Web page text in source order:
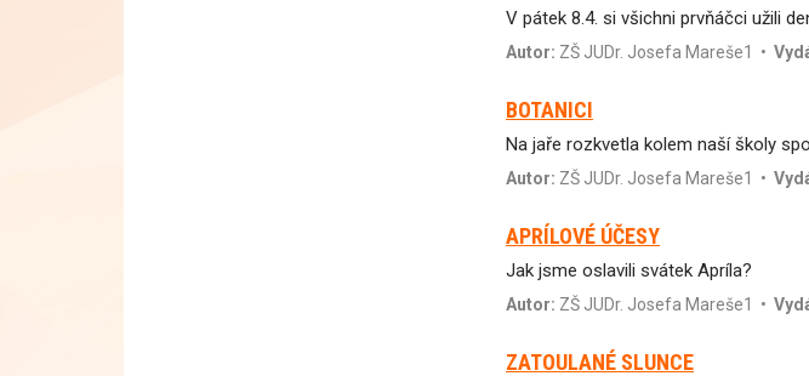
V pátek 8.4. si všichni prvňáčci užili
Autor: ZŠ JUDr. Josefa Mareše1 •
BOTANICI
Na jaře rozkvetla kolem naší školy
Autor: ZŠ JUDr. Josefa Mareše1 •
APRÍLOVÉ ÚČESY
Jak jsme oslavili svátek Apríla?
Autor: ZŠ JUDr. Josefa Mareše1 •
ZATOULANÉ SLUNCE